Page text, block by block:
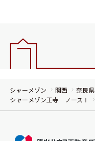
シャーメゾン 関西 奈良県
シャーメゾン王寺 ノースⅠ